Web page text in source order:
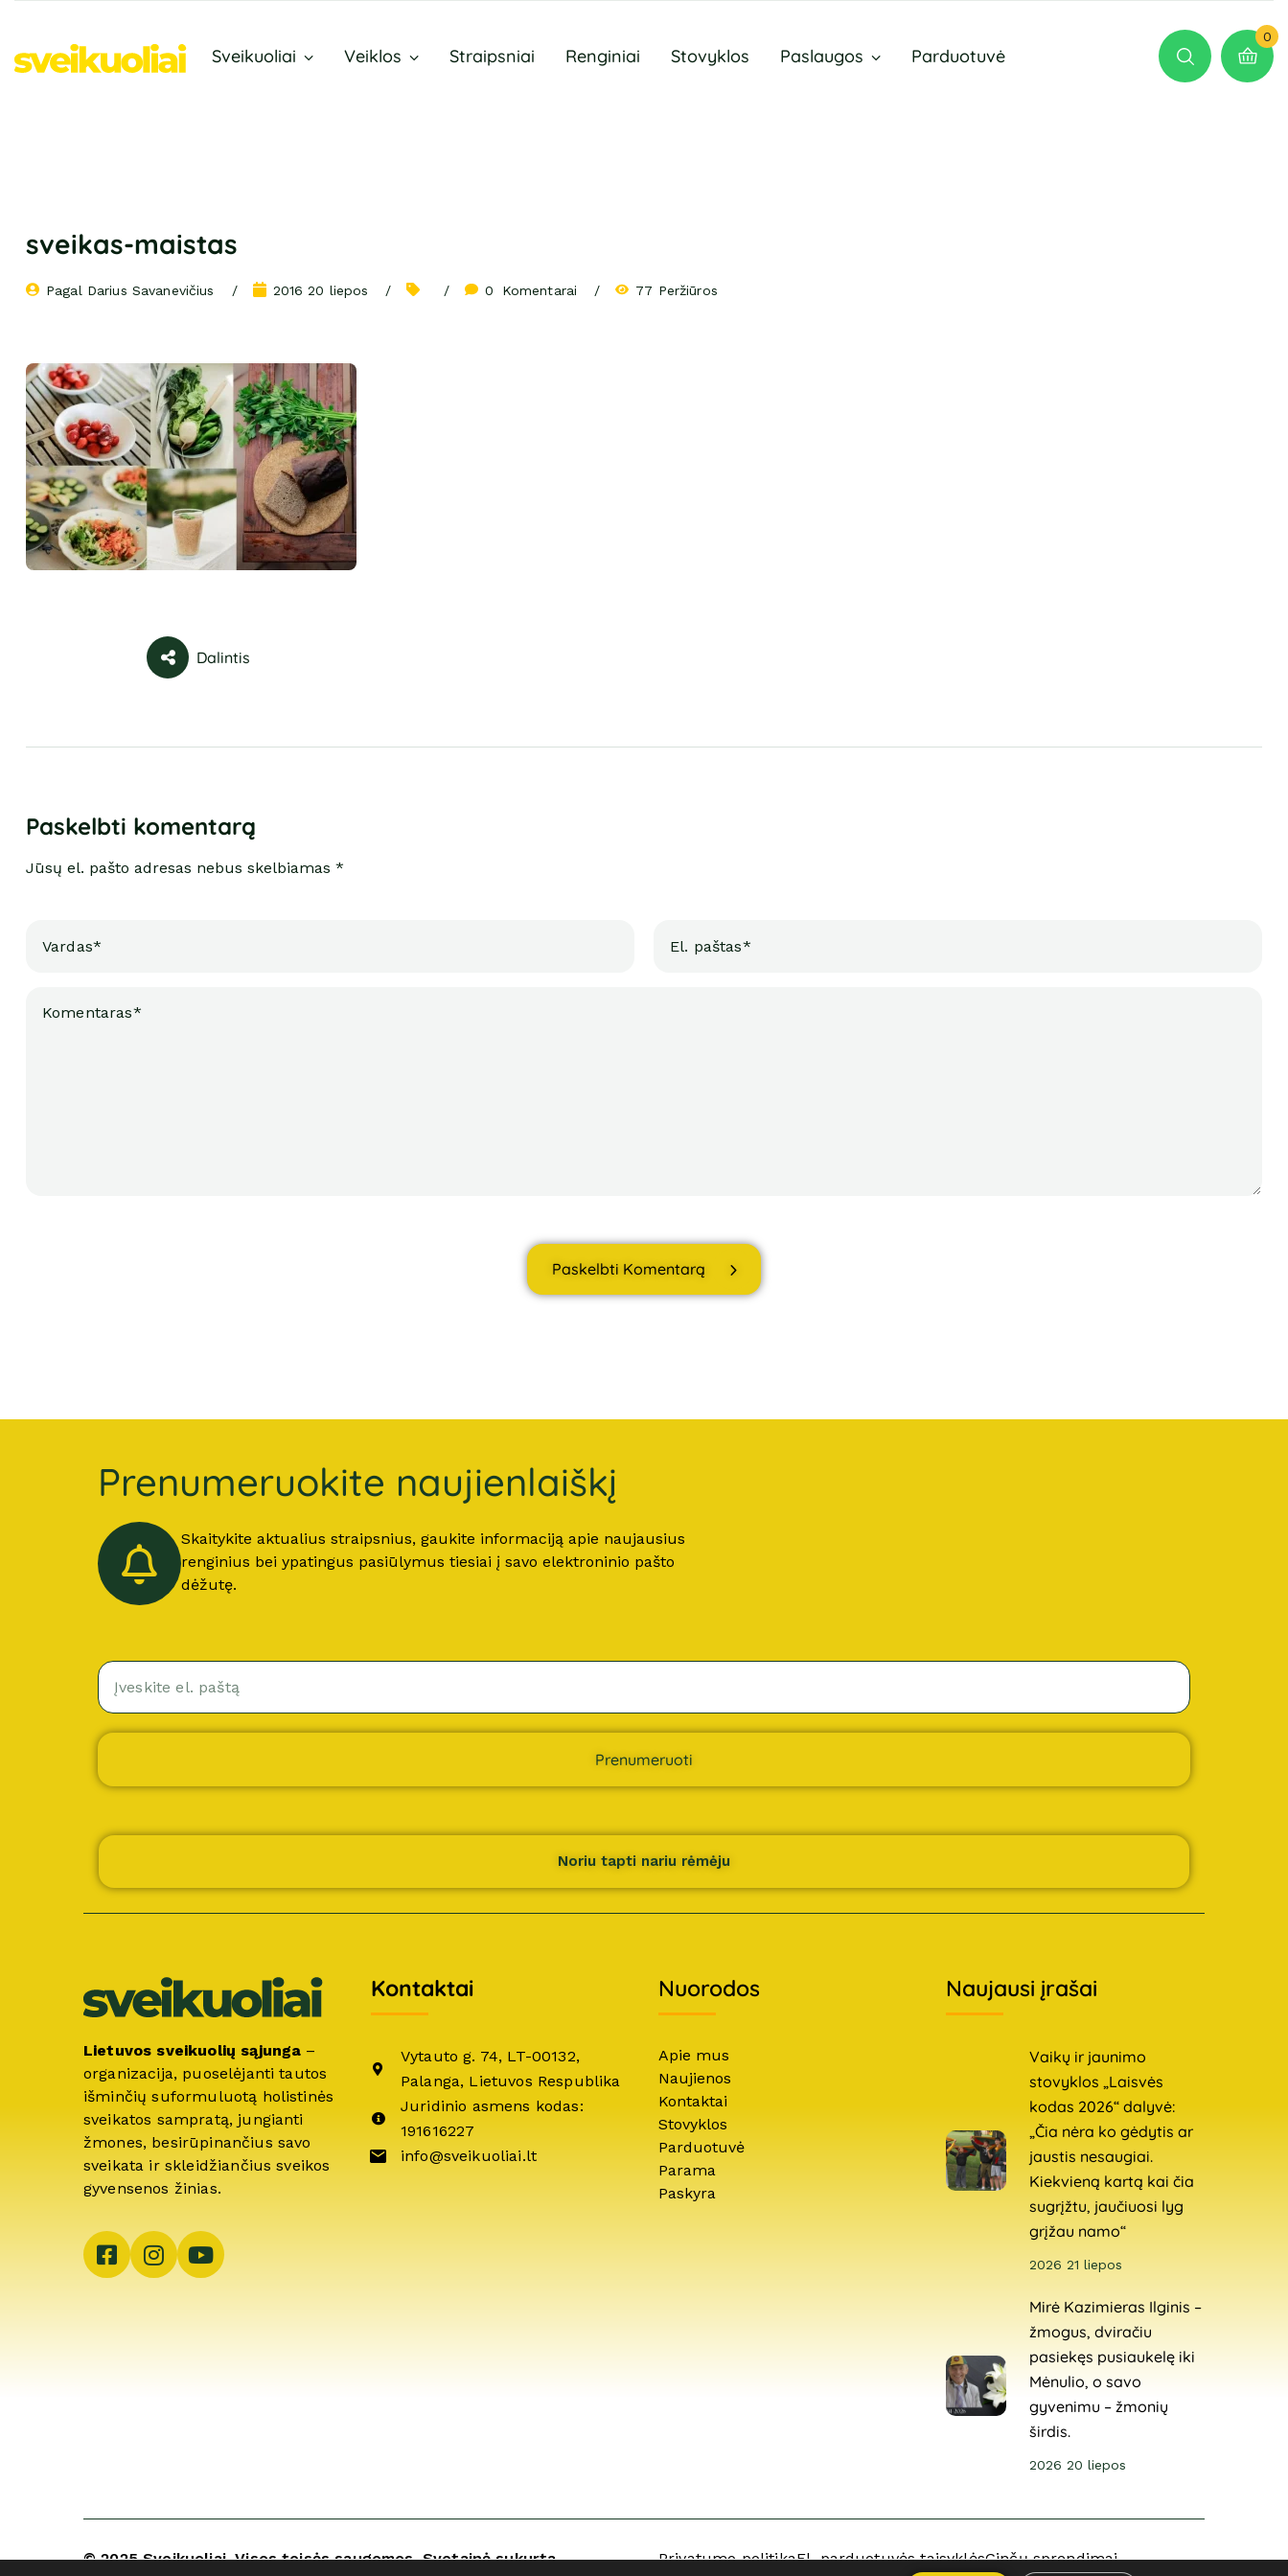
Sveikuoliai Veiklos Straipsniai Renginiai Stovyklos Paslaugos Parduotuvė
0
sveikas-maistas
Pagal Darius Savanevičius 2016 20 liepos 0 Komentarai 77 Peržiūros
Dalintis
Paskelbti komentarą
Jūsų el. pašto adresas nebus skelbiamas *
Paskelbti Komentarą
Prenumeruokite naujienlaiškį
Skaitykite aktualius straipsnius, gaukite informaciją apie naujausius
renginius bei ypatingus pasiūlymus tiesiai į savo elektroninio pašto
dėžutę.
Prenumeruoti
Noriu tapti nariu rėmėju
Lietuvos sveikuolių sąjunga –
organizacija, puoselėjanti tautos
išminčių suformuluotą holistinės
sveikatos sampratą, jungianti
žmones, besirūpinančius savo
sveikata ir skleidžiančius sveikos
gyvensenos žinias.
Kontaktai
Vytauto g. 74, LT-00132,
Palanga, Lietuvos Respublika
Juridinio asmens kodas:
191616227
info@sveikuoliai.lt
Nuorodos
Apie mus
Naujienos
Kontaktai
Stovyklos
Parduotuvė
Parama
Paskyra
Naujausi įrašai
Vaikų ir jaunimo
stovyklos „Laisvės
kodas 2026“ dalyvė:
„Čia nėra ko gėdytis ar
jaustis nesaugiai.
Kiekvieną kartą kai čia
sugrįžtu, jaučiuosi lyg
grįžau namo“
2026 21 liepos
Mirė Kazimieras Ilginis –
žmogus, dviračiu
pasiekęs pusiaukelę iki
Mėnulio, o savo
gyvenimu – žmonių
širdis.
2026 20 liepos
© 2025 Sveikuoliai. Visos teisės saugomos. Svetainė sukurta
Privatumo politikaEl. parduotuvės taisyklėsGinčų sprendimai